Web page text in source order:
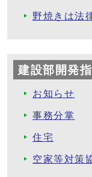
野焼きは法
建設部開発
お知らせ
事務分掌
住宅
空家等対策